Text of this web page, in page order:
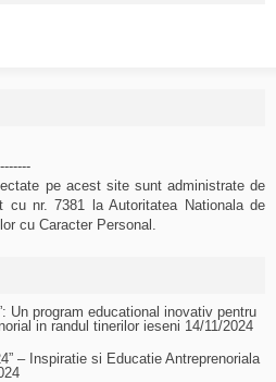
pe acest site sunt administrate de
cu nr. 7381 la Autoritatea Nationala de
cu Caracter Personal.
Un program educational inovativ pentru
in randul tinerilor ieseni 14/11/2024
– Inspiratie si Educatie Antreprenoriala